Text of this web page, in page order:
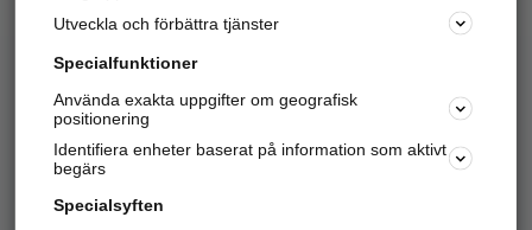
Marknadsför företaget
Kom igång och annonsera mot
samarbetspartners nära dig.
Utveckla och förbättra tjänster
Specialfunktioner
Använda exakta uppgifter om geografisk
positionering
Identifiera enheter baserat på information som aktivt
begärs
Specialsyften